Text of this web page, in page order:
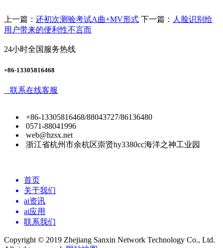
上一篇： 还初次测验考试A曲+MV形式 下一篇： 人脸识别给
用户带来的便利性不言而
24小时全国服务热线
+86-13305816468
联系在线客服
+86-13305816468/88043727/86136480
0571-88041996
web@hzsx.net
浙江省杭州市余杭区崇贤hy3380cc海洋之神工业园
首页
关于我们
ai资讯
ai应用
联系我们
Copyright © 2019 Zhejiang Sanxin Network Technology Co., Ltd.